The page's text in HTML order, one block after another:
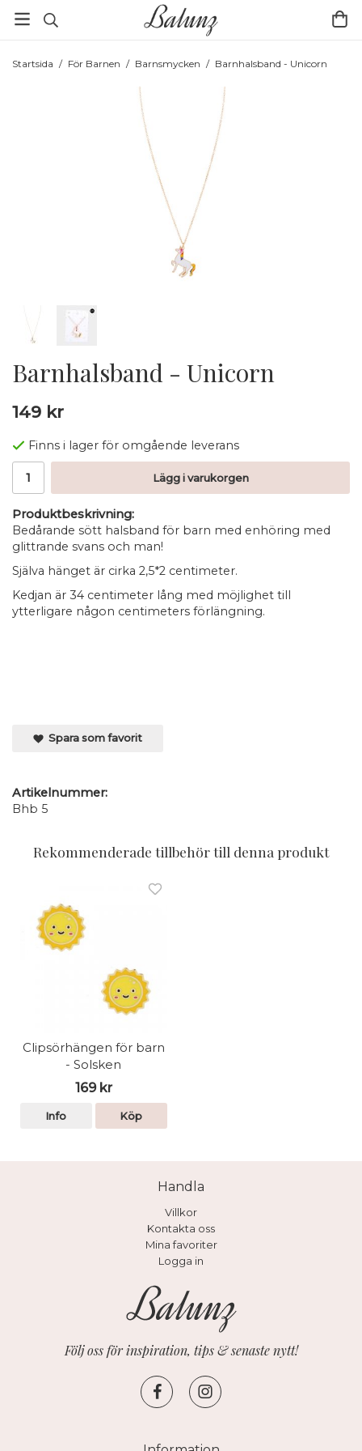
Startsida / För Barnen / Barnsmycken / Barnhalsband - Unicorn
Barnhalsband - Unicorn
149 kr
Finns i lager för omgående leverans
Lägg i varukorgen
Produktbeskrivning:
Bedårande sött halsband för barn med enhöring med
glittrande svans och man!
Själva hänget är cirka 2,5*2 centimeter.
Kedjan är 34 centimeter lång med möjlighet till
ytterligare någon centimeters förlängning.
Spara som favorit
Artikelnummer:
Bhb 5
Rekommenderade tillbehör till denna produkt
Clipsörhängen för barn
- Solsken
169 kr
Info Köp
Handla
Villkor
Kontakta oss
Mina favoriter
Logga in
Följ oss för inspiration, tips & senaste nytt!